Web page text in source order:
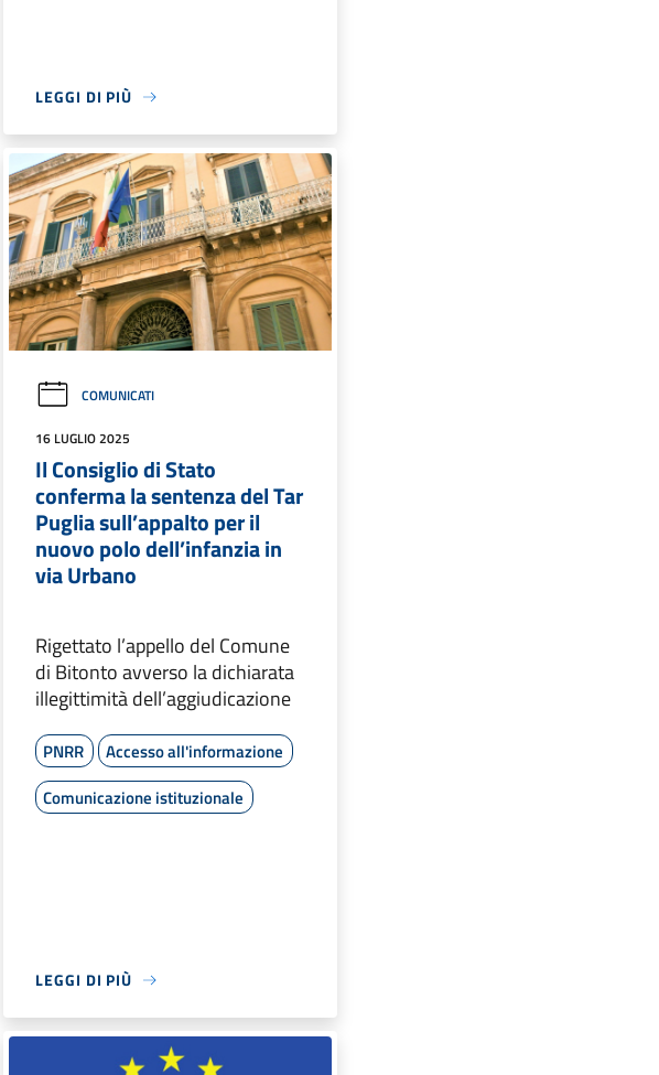
LEGGI DI PIÙ
COMUNICATI
16 LUGLIO 2025
Il Consiglio di Stato
conferma la sentenza del Tar
Puglia sull’appalto per il
nuovo polo dell’infanzia in
via Urbano
Rigettato l’appello del Comune
di Bitonto avverso la dichiarata
illegittimità dell’aggiudicazione
PNRR
Accesso all'informazione
Comunicazione istituzionale
LEGGI DI PIÙ